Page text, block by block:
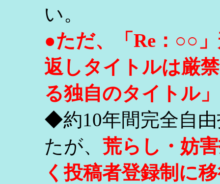
い。
●ただ、「Re：○○
返しタイトルは厳
る独自のタイトル
◆約10年間完全自
たが、 荒らし・妨
く投稿者登録制に